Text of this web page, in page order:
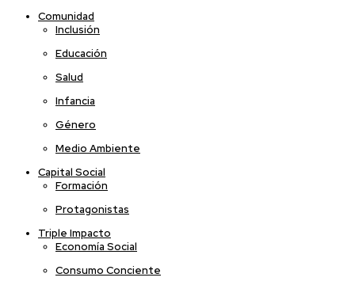
Comunidad
Inclusión
Educación
Salud
Infancia
Género
Medio Ambiente
Capital Social
Formación
Protagonistas
Triple Impacto
Economía Social
Consumo Conciente